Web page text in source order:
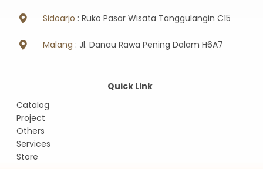
Sidoarjo : Ruko Pasar Wisata Tanggulangin C15
Malang : Jl. Danau Rawa Pening Dalam H6A7
Quick Link
Catalog
Project
Others
Services
Store